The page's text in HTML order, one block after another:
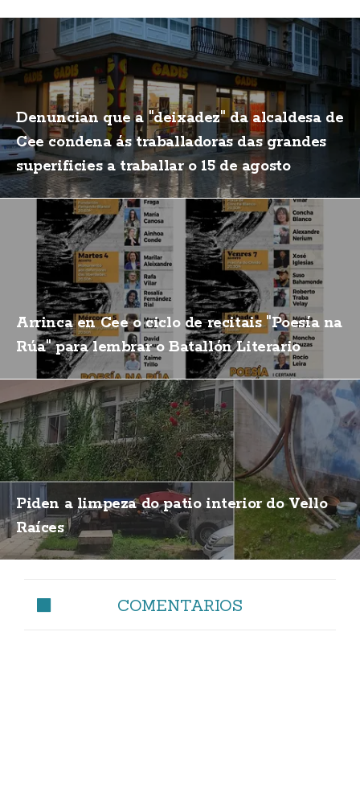
Denuncian que a "deixadez" da alcaldesa de
Cee condena ás traballadoras das grandes
superificies a traballar o 15 de agosto
Arrinca en Cee o ciclo de recitais "Poesía na
Rúa" para lembrar o Batallón Literario
Piden a limpeza do patio interior do Vello
Raíces
COMENTARIOS